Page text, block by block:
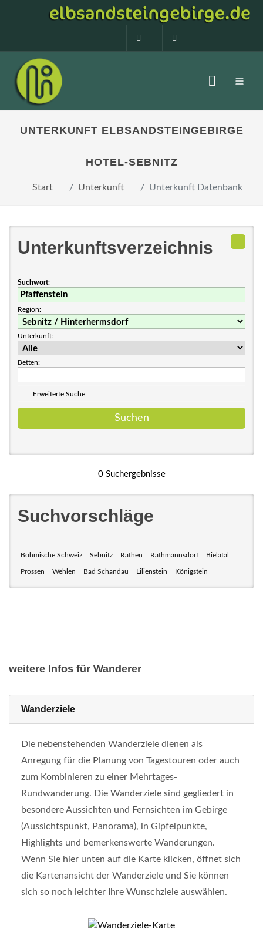
0160 99873408
UNTERKUNFT ELBSANDSTEINGEBIRGE
HOTEL-SEBNITZ
Start Unterkunft Unterkunft Datenbank
Unterkunftsverzeichnis
Suchwort:
Region:
Unterkunft:
Betten:
Erweiterte Suche
0 Suchergebnisse
Suchvorschläge
Böhmische Schweiz Sebnitz Rathen Rathmannsdorf Bielatal
Prossen Wehlen Bad Schandau Lilienstein Königstein
weitere Infos für Wanderer
Wanderziele
Die nebenstehenden Wanderziele dienen als
Anregung für die Planung von Tagestouren oder auch
zum Kombinieren zu einer Mehrtages-
Rundwanderung. Die Wanderziele sind gegliedert in
besondere Aussichten und Fernsichten im Gebirge
(Aussichtspunkt, Panorama), in Gipfelpunkte,
Highlights und bemerkenswerte Wanderungen.
Wenn Sie hier unten auf die Karte klicken, öffnet sich
die Kartenansicht der Wanderziele und Sie können
sich so noch leichter Ihre Wunschziele auswählen.